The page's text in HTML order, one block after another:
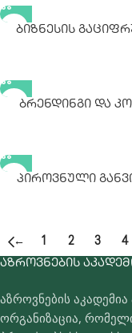
Ბიზნესის
Ბრენდინგი Და
Პიროვნული
← 1 2 3 4
ᲐᲖᲠᲝᲕᲜᲔᲑᲘᲡ
აზროვნების
ორგანიზაცია,